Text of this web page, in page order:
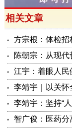
相关文章
陈朝宗：从现
江宇：着眼人
李靖宇｜以关怀
李靖宇：坚持“
智广俊：医药分